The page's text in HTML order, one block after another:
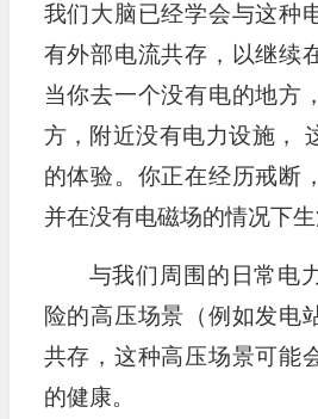
我们大脑已经学会与这种
有外部电流共存，以继续
当你去一个没有电的地方
方，附近没有电力设施，
的体验。你正在经历戒断
并在没有电磁场的情况下生
与我们周围的日常电
险的高压场景（例如发电
共存，这种高压场景可能
的健康。